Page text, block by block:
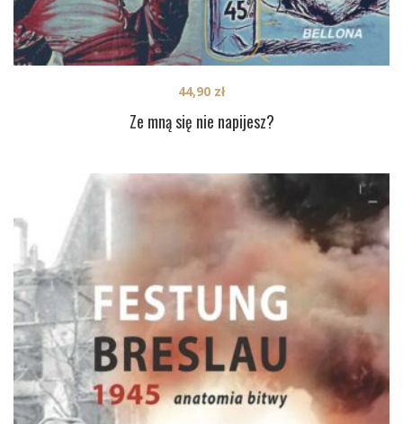
Ze mną się nie napijesz?
44,90 zł